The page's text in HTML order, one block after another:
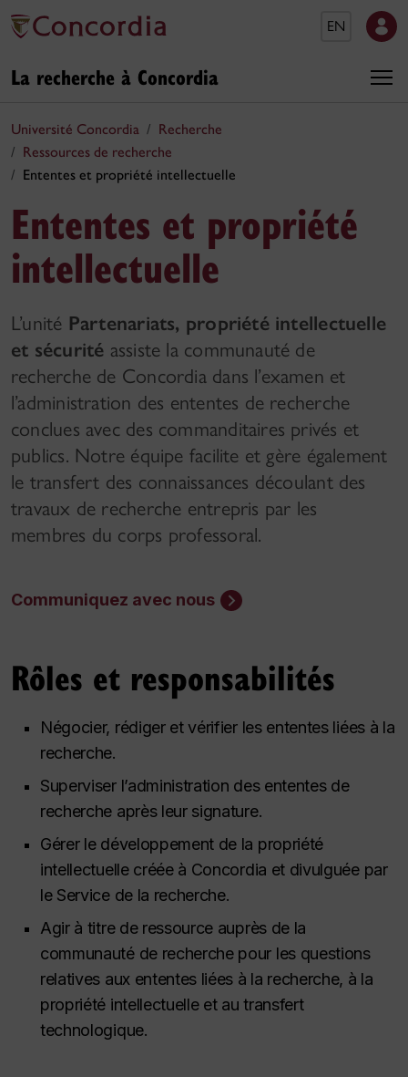
EN
La recherche à Concordia
Université Concordia
Recherche
Ressources de recherche
Ententes et propriété intellectuelle
Ententes et propriété
intellectuelle
L’unité Partenariats, propriété intellectuelle
et sécurité assiste la communauté de
recherche de Concordia dans l’examen et
l’administration des ententes de recherche
conclues avec des commanditaires privés et
publics. Notre équipe facilite et gère également
le transfert des connaissances découlant des
travaux de recherche entrepris par les
membres du corps professoral.
Communiquez avec nous
Rôles et responsabilités
Négocier, rédiger et vérifier les ententes liées à la
recherche.
Superviser l’administration des ententes de
recherche après leur signature.
Gérer le développement de la propriété
intellectuelle créée à Concordia et divulguée par
le Service de la recherche.
Agir à titre de ressource auprès de la
communauté de recherche pour les questions
relatives aux ententes liées à la recherche, à la
propriété intellectuelle et au transfert
technologique.